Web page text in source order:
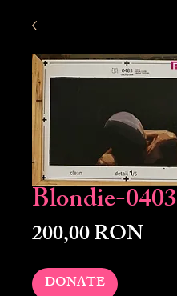
Blondie-0403
200,00 RONPreț
DONATE